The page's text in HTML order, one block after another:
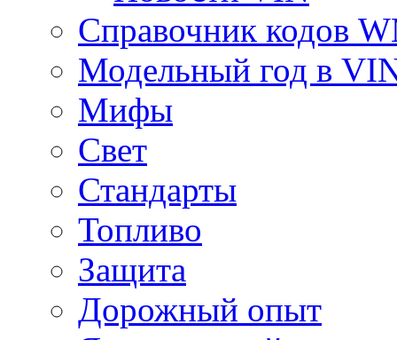
Справочник кодов
Модельный год в
Мифы
Свет
Стандарты
Топливо
Защита
Дорожный опыт